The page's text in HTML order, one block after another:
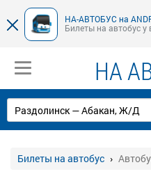
НА-АВТОБУС на
Билеты на автобус у
НА
Билеты на автобус